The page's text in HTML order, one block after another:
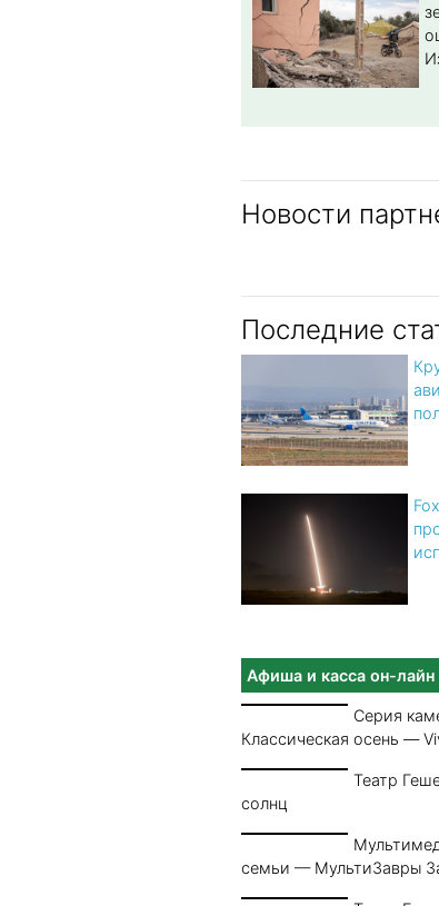
Новости
Последние
Афиша и касса он-лайн
Серия
Классическая осень —
Театр
солнц
семьи — МультиЗавры